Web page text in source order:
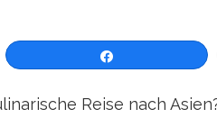
Reise nach